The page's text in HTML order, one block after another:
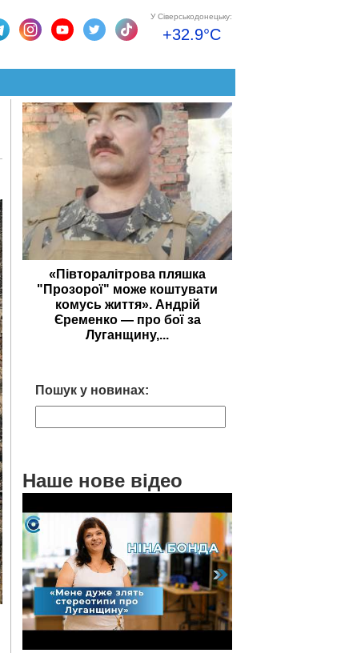
У Сіверськодонецьку:
+32.9°C
«Півторалітрова пляшка
"Прозорої" може коштувати
комусь життя». Андрій
Єременко — про бої за
Луганщину,...
Пошук у новинах:
Наше нове відео